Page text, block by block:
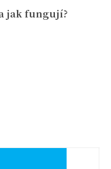
jak fungují?